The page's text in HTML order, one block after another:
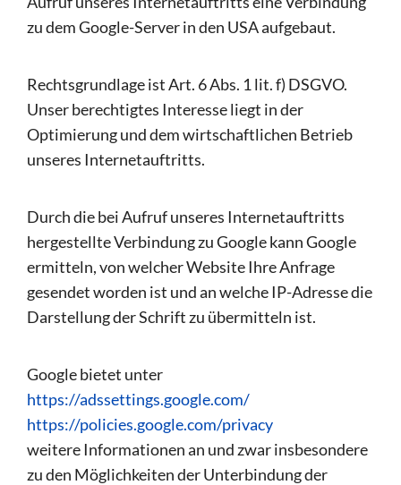
zu dem Google-Server in den USA aufgebaut.
Rechtsgrundlage ist Art. 6 Abs. 1 lit. f) DSGVO.
Unser berechtigtes Interesse liegt in der
Optimierung und dem wirtschaftlichen Betrieb
unseres Internetauftritts.
Durch die bei Aufruf unseres Internetauftritts
hergestellte Verbindung zu Google kann Google
ermitteln, von welcher Website Ihre Anfrage
gesendet worden ist und an welche IP-Adresse die
Darstellung der Schrift zu übermitteln ist.
Google bietet unter
https://adssettings.google.com/
https://policies.google.com/privacy
weitere Informationen an und zwar insbesondere
zu den Möglichkeiten der Unterbindung der